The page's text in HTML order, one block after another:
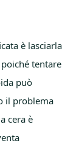
è lasciarla
tentare
può
il problema
cera è